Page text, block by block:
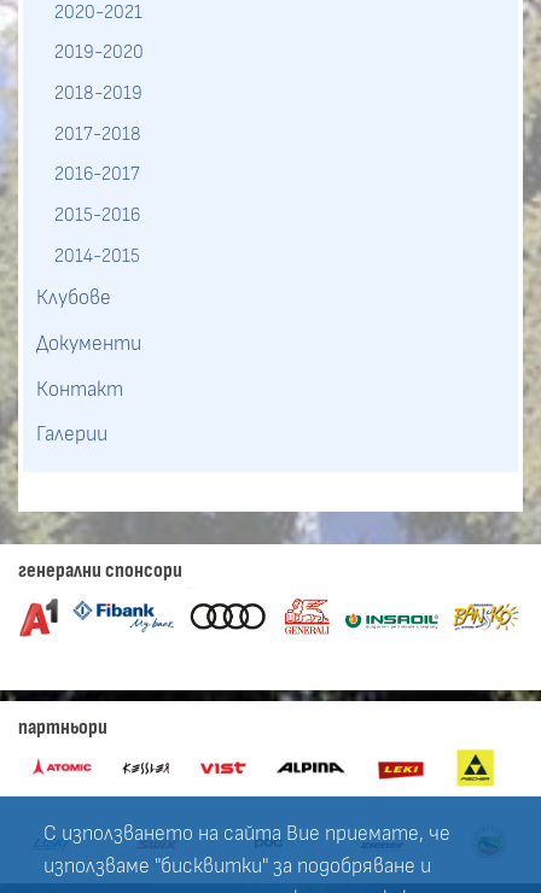
С използването на сайта Вие приемате, че
използваме "бисквитки" за подобряване и
2020-2021
2019-2020
2018-2019
2017-2018
2016-2017
2015-2016
2014-2015
Клубове
Документи
Контакт
Галерии
генерални спонсори
партньори